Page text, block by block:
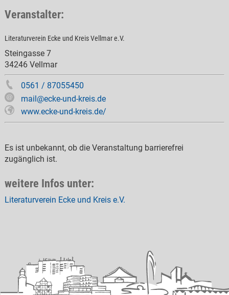
Veranstalter:
Literaturverein Ecke und Kreis Vellmar e.V.
Steingasse 7
34246 Vellmar
0561 / 87055450
mail@ecke-und-kreis.de
www.ecke-und-kreis.de/
Es ist unbekannt, ob die Veranstaltung barrierefrei
zugänglich ist.
weitere Infos unter:
Literaturverein Ecke und Kreis e.V.